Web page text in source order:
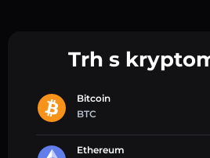
Trh s
Bitcoin
BTC
Ethereum